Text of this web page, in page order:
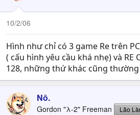
10/2/06
Hình như chỉ có 3 game Re trên
( cấu hình yêu cầu khá nhẹ) và RE
128, những thứ khác cũng
Nô.
Gordon "λ-2" Freeman Lão